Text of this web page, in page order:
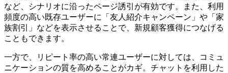
など、シナリオに沿ったページ誘引が有効です。また、利用
頻度の高い既存ユーザーに「友人紹介キャンペーン」や「家
族割引」などを表示させることで、新規顧客獲得につなげる
こともできます。
一方で、リピート率の高い常連ユーザーに対しては、コミュ
ニケーションの質を高めることがカギ。チャットを利用した